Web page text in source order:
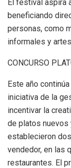
El festival aspira
beneficiando
personas, como
informales y
CONCURSO
Este año
iniciativa de la
incentivar la
de platos nuevos
establecieron
vendedor, en las
restaurantes. El